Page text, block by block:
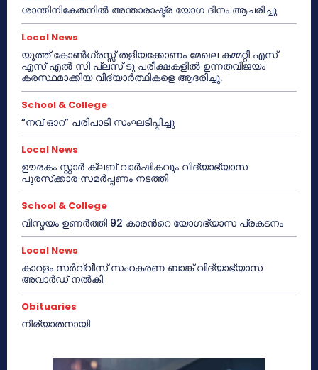
ശാന്തിനികേതനിൽ അന്താരാഷ്ട്ര യോഗ ദിനം ആചരിച്ചു
Local News
യൂത്ത് കോൺഗ്രസ്സ് തളിയക്കോണം മേഖല കമ്മറ്റി എസ്
എസ് എൽ സി പ്ലസ് ടു പരീക്ഷകളിൽ ഉന്നതവിജയം
കരസ്ഥമാക്കിയ വിദ്യാർത്ഥികളെ ആദരിച്ചു.
School & College
“നവ് ഓറ” പരിപാടി സംഘടിപ്പിച്ചു
Local News
ഊരകം സ്റ്റാർ ക്ലബ് വാർഷികവും വിദ്യാഭ്യാസ
പുരസ്‌ക്കാര സമർപ്പണം നടത്തി
School & College
വിസ്മയം ഉണർത്തി 92 കാരൻറെ യോഗഭ്യാസ പ്രകടനം
Local News
കാറളം സർവ്വീസ് സഹകരണ ബാങ്ക് വിദ്യാഭ്യാസ
അവാർഡ് നൽകി
Obituaries
നിര്യാതനായി